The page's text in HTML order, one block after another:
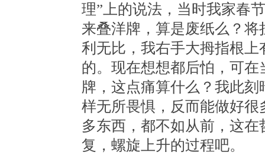
理”上的说法，当时我家春
来叠洋牌，算是废纸么？
利无比，我右手大拇指根
的。现在想想都后怕，可
牌，这点痛算什么？我此
样无所畏惧，反而能做好
多东西，都不如从前，这
复，螺旋上升的过程吧。